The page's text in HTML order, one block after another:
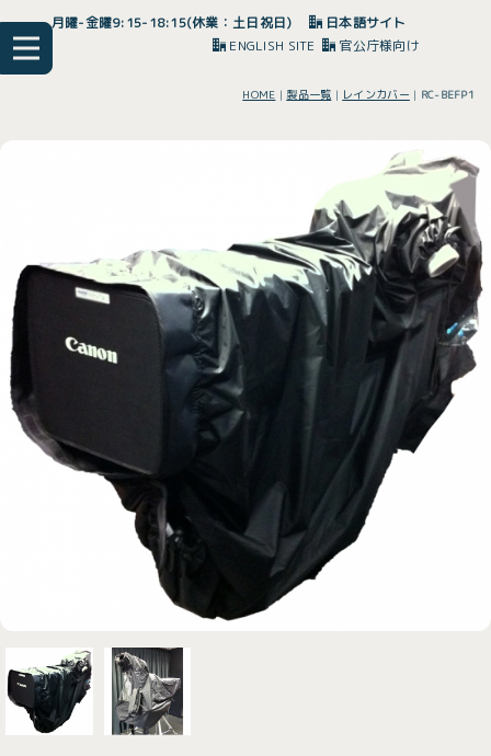
月曜-金曜9:15-18:15(休業：土日祝日)
日本語サイト
ENGLISH SITE
官公庁様向け
HOME |製品一覧 | レインカバー | RC-BEFP1